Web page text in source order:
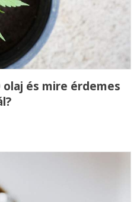
olaj és mire érdemes